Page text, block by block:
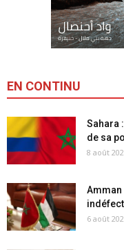
EN CONTINU
Sahara
de sa
8 août
Amman
6 août